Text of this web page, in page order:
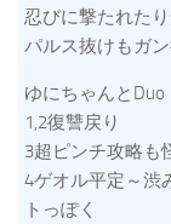
忍びに撃たれた
パルス抜けもガ
ゆにちゃんとDuo
1,2復讐戻り
3超ピンチ攻略も
4ゲオル平定～渋
トっぽく